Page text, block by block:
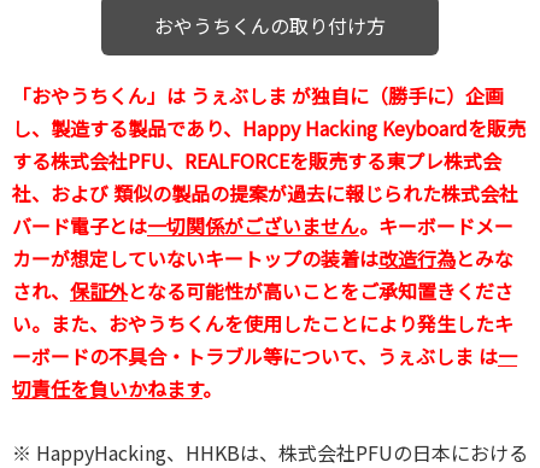
おやうちくんの取り付け方
「おやうちくん」は うぇぶしま が独自に（勝手に）企画
し、製造する製品であり、Happy Hacking Keyboardを販売
する株式会社PFU、REALFORCEを販売する東プレ株式会
社、および 類似の製品の提案が過去に報じられた株式会社
バード電子とは一切関係がございません。キーボードメー
カーが想定していないキートップの装着は改造行為とみな
され、 保証外となる可能性が高いことをご承知置きくださ
い。また、おやうちくんを使用したことにより発生したキ
ーボードの不具合・トラブル等について、うぇぶしま は一
切責任を負いかねます。
※ HappyHacking、HHKBは、株式会社PFUの日本における